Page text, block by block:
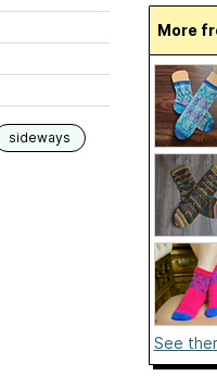
sideways
More
See